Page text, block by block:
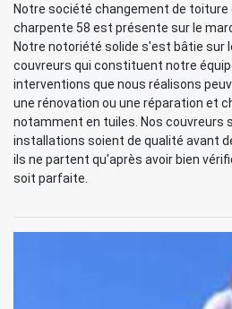
Notre société changement de toiture
charpente 58 est présente sur le
Notre notoriété solide s'est bâtie sur
couvreurs qui constituent notre
interventions que nous réalisons
une rénovation ou une réparation et
notamment en tuiles. Nos couvreurs
installations soient de qualité avant
ils ne partent qu'après avoir bien
soit parfaite.